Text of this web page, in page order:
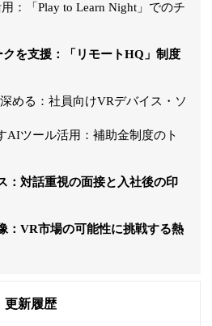
：「Play to Learn Night」でのチ
を支援：「リモートHQ」制度
める：社員向けVRデバイス・ソ
AIツール活用：補助金制度のト
：対話重視の面接と入社後の印
：VR市場の可能性に挑戦する熱
更新履歴